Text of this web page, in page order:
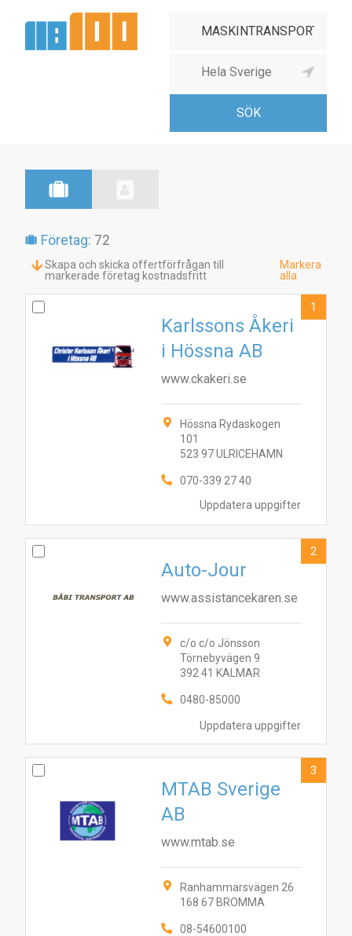
Företag: 72
Skapa och skicka offertförfrågan till
markerade företag kostnadsfritt
Markera
alla
Uppdatera uppgifter
Karlssons Åkeri
i Hössna AB
www.ckakeri.se
Hössna Rydaskogen
101
523 97 ULRICEHAMN
070-339 27 40
1
Uppdatera uppgifter
Auto-Jour
www.assistancekaren.se
c/o c/o Jönsson
Törnebyvägen 9
392 41 KALMAR
0480-85000
2
MTAB Sverige
AB
www.mtab.se
Ranhammarsvägen 26
168 67 BROMMA
08-54600100
3